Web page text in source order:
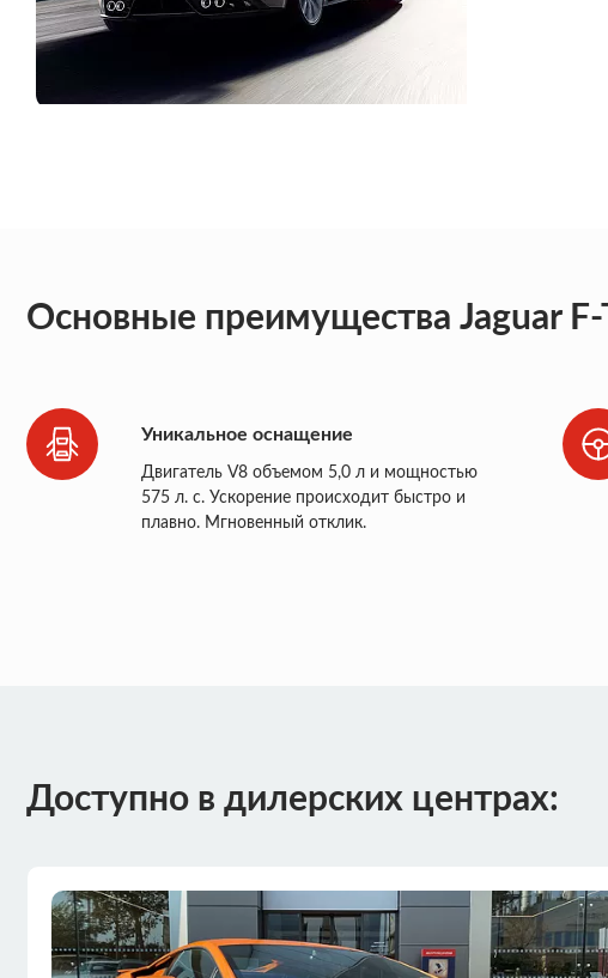
Основные преимущества Jaguar F-
Уникальное оснащение
Двигатель V8 объемом 5,0 л и мощностью
575 л. с. Ускорение происходит быстро и
плавно. Мгновенный отклик.
Доступно в дилерских центрах: